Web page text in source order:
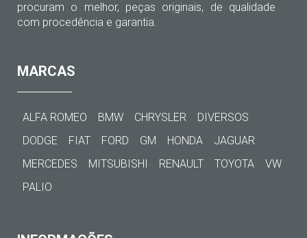
procuram o melhor, peças originais, de qualidade
com procedência e garantia.
MARCAS
ALFA ROMEO BMW CHRYSLER
DIVERSOS
DODGE
FIAT FORD GM HONDA
JAGUAR
MERCEDES
MITSUBISHI RENAULT TOYOTA
VW
PALIO